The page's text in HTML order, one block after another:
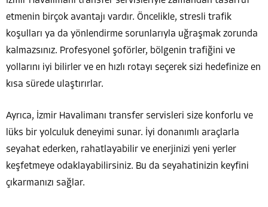
etmenin birçok avantajı vardır. Öncelikle, stresli trafik
koşulları ya da yönlendirme sorunlarıyla uğraşmak zorunda
kalmazsınız. Profesyonel şoförler, bölgenin trafiğini ve
yollarını iyi bilirler ve en hızlı rotayı seçerek sizi hedefinize en
kısa sürede ulaştırırlar.
Ayrıca, İzmir Havalimanı transfer servisleri size konforlu ve
lüks bir yolculuk deneyimi sunar. İyi donanımlı araçlarla
seyahat ederken, rahatlayabilir ve enerjinizi yeni yerler
keşfetmeye odaklayabilirsiniz. Bu da seyahatinizin keyfini
çıkarmanızı sağlar.